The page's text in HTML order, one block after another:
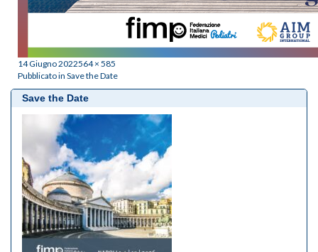
Posted
on
14 Giugno 2022Full
size
564 × 585
Navigazione
articoli
Pubblicato in Save the Date
Save the Date